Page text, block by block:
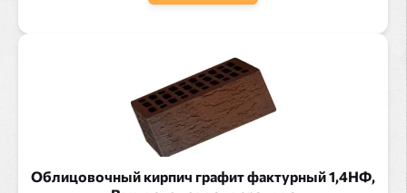
Облицовочный кирпич графит фактурный 1,4НФ,